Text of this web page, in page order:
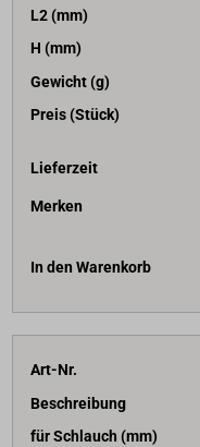
L2 (mm)
H (mm)
Gewicht (g)
Preis (Stück)
Lieferzeit
Merken
In den Warenkorb
Art-Nr.
Beschreibung
für Schlauch (mm)